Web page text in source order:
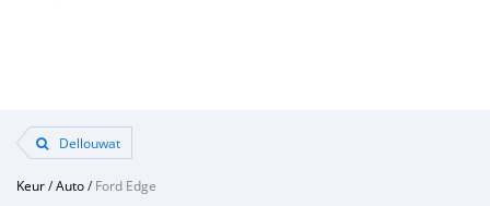
Dellouwat
Keur/Auto/Ford Edge